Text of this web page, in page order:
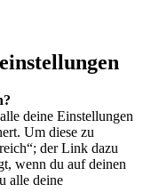
deine Einstellungen
Um diese zu
der Link dazu
wenn du auf deinen
alle deine